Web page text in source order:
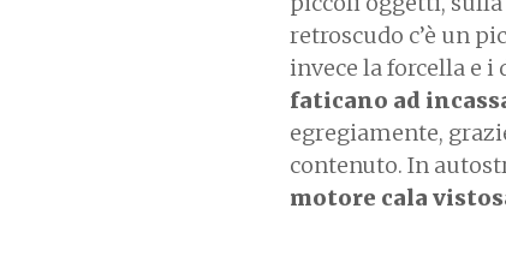
retroscudo c’è un
invece la forcella e
faticano ad
egregiamente,
contenuto. In
motore cala